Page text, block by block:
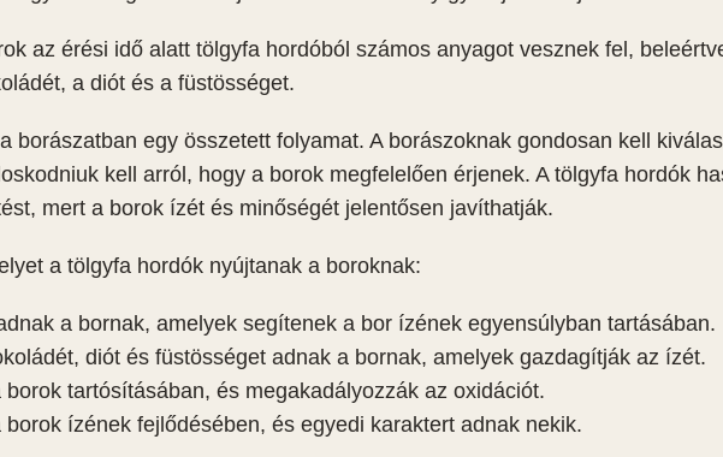
az érési idő alatt tölgyfa hordóból számos anyagot vesznek fel,
a diót és a füstösséget.
borászatban egy összetett folyamat. A borászoknak gondosan kell
kell arról, hogy a borok megfelelően érjenek. A tölgyfa hordók
mert a borok ízét és minőségét jelentősen javíthatják.
a tölgyfa hordók nyújtanak a boroknak:
a bornak, amelyek segítenek a bor ízének egyensúlyban tartásában.
diót és füstösséget adnak a bornak, amelyek gazdagítják az ízét.
tartósításában, és megakadályozzák az oxidációt.
ízének fejlődésében, és egyedi karaktert adnak nekik.